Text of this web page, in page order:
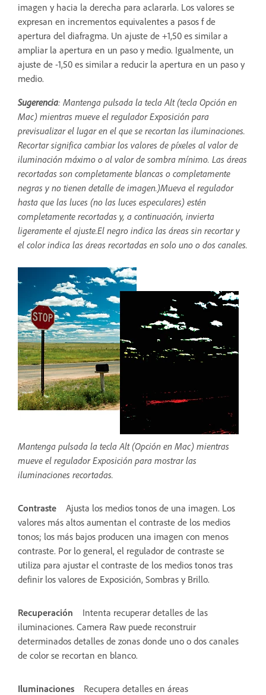
imagen y hacia la derecha para aclararla. Los valores se
expresan en incrementos equivalentes a pasos f de
apertura del diafragma. Un ajuste de +1,50 es similar a
ampliar la apertura en un paso y medio. Igualmente, un
ajuste de -1,50 es similar a reducir la apertura en un paso y
medio.
Sugerencia: Mantenga pulsada la tecla Alt (tecla Opción en
Mac) mientras mueve el regulador Exposición para
previsualizar el lugar en el que se recortan las iluminaciones.
Recortar significa cambiar los valores de píxeles al valor de
iluminación máximo o al valor de sombra mínimo. Las áreas
recortadas son completamente blancas o completamente
negras y no tienen detalle de imagen.)Mueva el regulador
hasta que las luces (no las luces especulares) estén
completamente recortadas y, a continuación, invierta
ligeramente el ajuste.El negro indica las áreas sin recortar y
el color indica las áreas recortadas en solo uno o dos canales.
Mantenga pulsada la tecla Alt (Opción en Mac) mientras
mueve el regulador Exposición para mostrar las
iluminaciones recortadas.
Contraste
Ajusta los medios tonos de una imagen. Los
valores más altos aumentan el contraste de los medios
tonos; los más bajos producen una imagen con menos
contraste. Por lo general, el regulador de contraste se
utiliza para ajustar el contraste de los medios tonos tras
definir los valores de Exposición, Sombras y Brillo.
Recuperación
Intenta recuperar detalles de las
iluminaciones. Camera Raw puede reconstruir
determinados detalles de zonas donde uno o dos canales
de color se recortan en blanco.
Iluminaciones
Recupera detalles en áreas